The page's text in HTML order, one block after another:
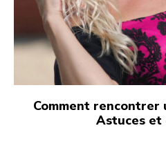
Comment rencontrer
Astuces et